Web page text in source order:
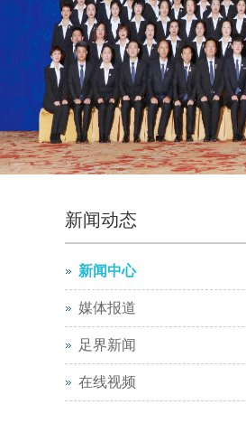
新闻动态
新闻中心
媒体报道
足界新闻
在线视频